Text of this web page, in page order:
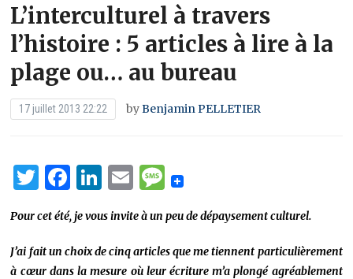
L’interculturel à travers
l’histoire : 5 articles à lire à la
plage ou… au bureau
17 juillet 2013 22:22 byBenjamin PELLETIER
Twitter
Facebook
LinkedIn
EmailMessage
Pour cet été, je vous invite à un peu de dépaysement culturel.
J’ai fait un choix de cinq articles que me tiennent particulièrement
à cœur dans la mesure où leur écriture m’a plongé agréablement